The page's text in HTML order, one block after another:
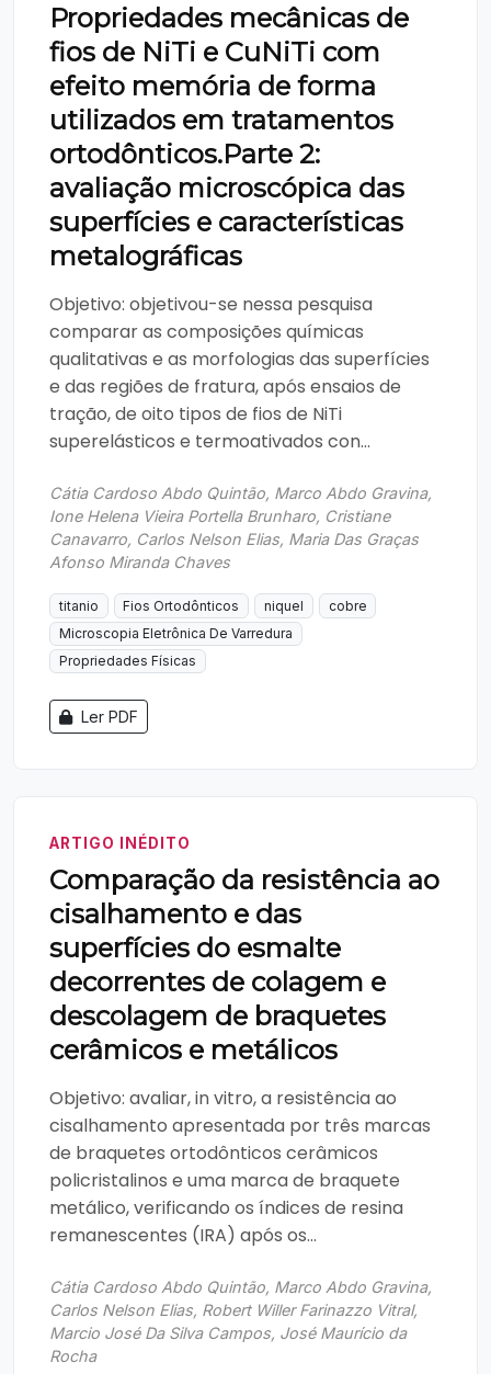
Propriedades mecânicas de
fios de NiTi e CuNiTi com
efeito memória de forma
utilizados em tratamentos
ortodônticos.Parte 2:
avaliação microscópica das
superfícies e características
metalográficas
Objetivo: objetivou-se nessa pesquisa
comparar as composições químicas
qualitativas e as morfologias das superfícies
e das regiões de fratura, após ensaios de
tração, de oito tipos de fios de NiTi
superelásticos e termoativados con...
Cátia Cardoso Abdo Quintão, Marco Abdo Gravina,
Ione Helena Vieira Portella Brunharo, Cristiane
Canavarro, Carlos Nelson Elias, Maria Das Graças
Afonso Miranda Chaves
titanio Fios Ortodônticos niquel
cobre
Microscopia Eletrônica De Varredura
Propriedades Físicas
Ler PDF
ARTIGO INÉDITO
Comparação da resistência ao
cisalhamento e das
superfícies do esmalte
decorrentes de colagem e
descolagem de braquetes
cerâmicos e metálicos
Objetivo: avaliar, in vitro, a resistência ao
cisalhamento apresentada por três marcas
de braquetes ortodônticos cerâmicos
policristalinos e uma marca de braquete
metálico, verificando os índices de resina
remanescentes (IRA) após os...
Cátia Cardoso Abdo Quintão, Marco Abdo Gravina,
Carlos Nelson Elias, Robert Willer Farinazzo Vitral,
Marcio José Da Silva Campos, José Maurício da
Rocha